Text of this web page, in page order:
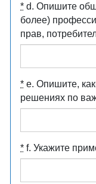
* d. Опишите
более)
прав,
* e. Опишите,
решениях по
* f. Укажите